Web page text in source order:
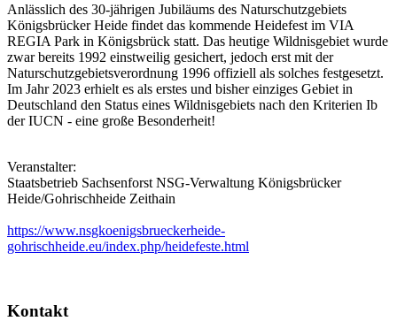
Anlässlich des 30-jährigen Jubiläums des Naturschutzgebiets
Königsbrücker Heide findet das kommende Heidefest im VIA
REGIA Park in Königsbrück statt. Das heutige Wildnisgebiet wurde
zwar bereits 1992 einstweilig gesichert, jedoch erst mit der
Naturschutzgebietsverordnung 1996 offiziell als solches festgesetzt.
Im Jahr 2023 erhielt es als erstes und bisher einziges Gebiet in
Deutschland den Status eines Wildnisgebiets nach den Kriterien Ib
der IUCN - eine große Besonderheit!
Veranstalter:
Staatsbetrieb Sachsenforst NSG-Verwaltung Königsbrücker
Heide/Gohrischheide Zeithain
https://www.nsgkoenigsbrueckerheide-
gohrischheide.eu/index.php/heidefeste.html
Kontakt